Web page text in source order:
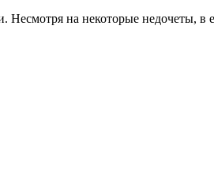
Несмотря на некоторые недочеты,